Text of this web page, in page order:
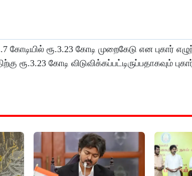
கோடியில் ரூ.3.23 கோடி முறைகேடு என புகார்
கோடி விடுவிக்கப்பட்டிருப்பதாகவும்